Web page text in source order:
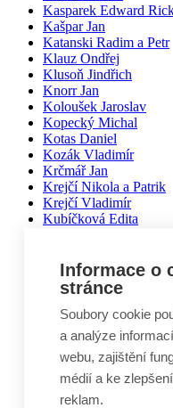
Kasparek Edward
Kašpar Jan
Katanski Radim a Petr
Klauz Ondřej
Klusoň Jindřich
Knorr Jan
Koloušek Jaroslav
Kopecký Michal
Kotas Daniel
Kozák Vladimír
Krčmář Jan
Krejčí Nikola a Patrik
Krejčí Vladimír
Kubíčková Edita
Lebduška Martin
Lesák Jiří
Lukáš Miloslav
Macháček Jiří
Máca Karel
Málek Vlastimil
Matal Oldřich
Matyášek Ivo
Matyskiewiczová Lenka
Informace o
stránce
Soubory cookie
a analýze
webu, zajištění
médií a ke
reklam.